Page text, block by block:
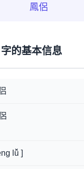
鳳侶
字的基本信息
lǚ ]